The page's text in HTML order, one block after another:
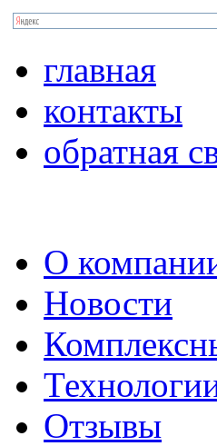
главная
контакты
обратная
О
Новости
Отзывы